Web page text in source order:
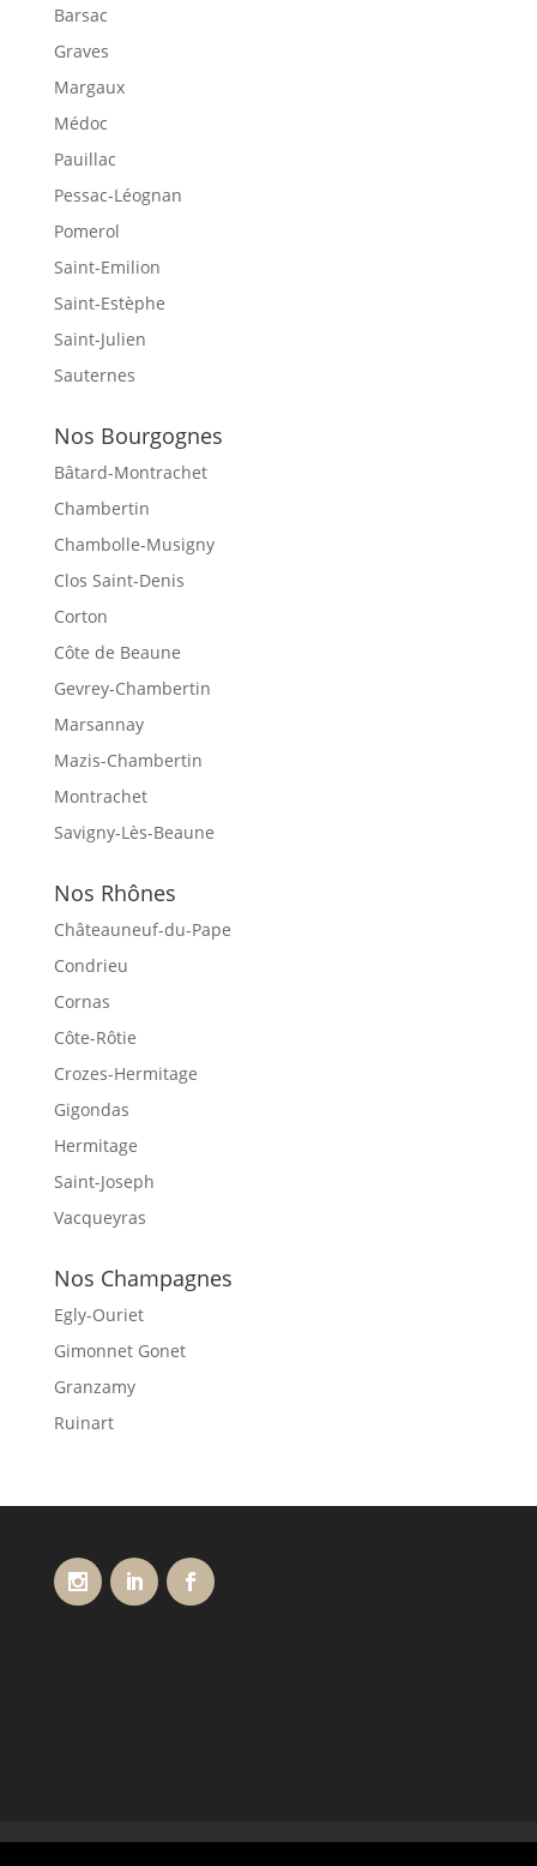
Barsac
Graves
Margaux
Médoc
Pauillac
Pessac-Léognan
Pomerol
Saint-Emilion
Saint-Estèphe
Saint-Julien
Sauternes
Nos Bourgognes
Bâtard-Montrachet
Chambertin
Chambolle-Musigny
Clos Saint-Denis
Corton
Côte de Beaune
Gevrey-Chambertin
Marsannay
Mazis-Chambertin
Montrachet
Savigny-Lès-Beaune
Nos Rhônes
Châteauneuf-du-Pape
Condrieu
Cornas
Côte-Rôtie
Crozes-Hermitage
Gigondas
Hermitage
Saint-Joseph
Vacqueyras
Nos Champagnes
Egly-Ouriet
Gimonnet Gonet
Granzamy
Ruinart